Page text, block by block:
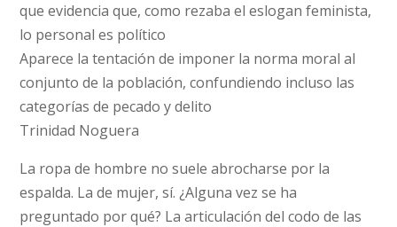
que evidencia que, como rezaba el eslogan feminista,
lo personal es político
Aparece la tentación de imponer la norma moral al
conjunto de la población, confundiendo incluso las
categorías de pecado y delito
Trinidad Noguera
La ropa de hombre no suele abrocharse por la
espalda. La de mujer, sí. ¿Alguna vez se ha
preguntado por qué? La articulación del codo de las